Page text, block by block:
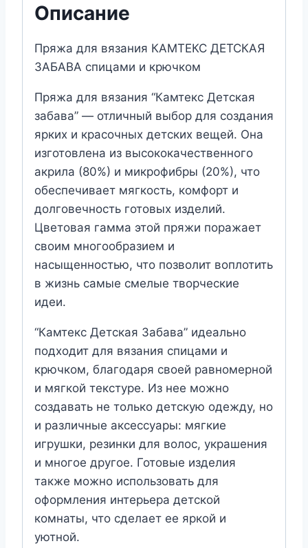
(№088)
Описание
Пряжа для вязания КАМТЕКС ДЕТСКАЯ
ЗАБАВА спицами и крючком
Пряжа для вязания “Камтекс Детская
забава” — отличный выбор для создания
ярких и красочных детских вещей. Она
изготовлена из высококачественного
акрила (80%) и микрофибры (20%), что
обеспечивает мягкость, комфорт и
долговечность готовых изделий.
Цветовая гамма этой пряжи поражает
своим многообразием и
насыщенностью, что позволит воплотить
в жизнь самые смелые творческие
идеи.
“Камтекс Детская Забава” идеально
подходит для вязания спицами и
крючком, благодаря своей равномерной
и мягкой текстуре. Из нее можно
создавать не только детскую одежду, но
и различные аксессуары: мягкие
игрушки, резинки для волос, украшения
и многое другое. Готовые изделия
также можно использовать для
оформления интерьера детской
комнаты, что сделает ее яркой и
уютной.